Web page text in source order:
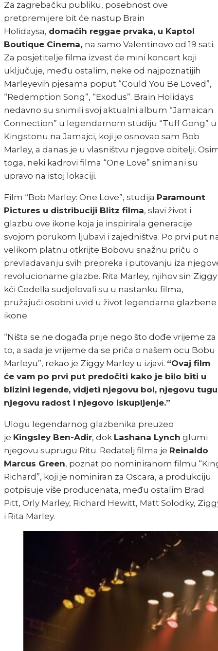
Za zagrebačku publiku, posebnost ove
pretpremijere bit će nastup Brain
Holidaysa, domaćih reggae prvaka, u Kaptol
Boutique Cinema, na samo Valentinovo od 19 sati.
Za posjetitelje filma izvest će mini koncert koji
uključuje, među ostalim, neke od najpoznatijih
Marleyevih pjesama poput “Could You Be Loved”,
“Redemption Song”, “Exodus”. Brain Holidays
nedavno su snimili svoj aktualni album “Jamaican
Connection” u legendarnom studiju “Tuff Gong” u
Kingstonu na Jamajci, koji je osnovao sam Bob
Marley, a danas je u vlasništvu njegove obitelji.
toga, neki kadrovi filma “One Love” snimani su
upravo na istoj lokaciji.
Film “Bob Marley: One Love”, studija Paramount
Pictures u distribuciji Blitz filma, slavi život i
glazbu ove ikone koja je inspirirala generacije
svojom porukom ljubavi i zajedništva. Po prvi put
velikom platnu otkrijte Bobovu snažnu priču o
prevladavanju svih prepreka i putovanju iza
revolucionarne glazbe. Rita Marley, njihov sin Ziggy
kći Cedella sudjelovali su u nastanku filma,
pružajući osobni uvid u život legendarne glazbene
ikone.
“Ništa se ne događa prije nego što dođe vrijeme za
to, a sada je vrijeme da se priča o našem ocu Bobu
Marleyu”, rekao je Ziggy Marley u izjavi. “Ovaj film
će vam po prvi put predočiti kako je bilo biti u
blizini legende, vidjeti njegovu bol, njegovu
njegovu radost i njegovo iskupljenje.”
Ulogu legendarnog glazbenika preuzeo
je Kingsley Ben-Adir, dok Lashana Lynch glumi
njegovu suprugu Ritu. Redatelj filma je Reinaldo
Marcus Green, poznat po nominiranom filmu
Richard”, koji je nominiran za Oscara, a produkciju
potpisuje više producenata, među ostalim Brad
Pitt, Orly Marley, Richard Hewitt, Matt Solodky,
i Rita Marley.